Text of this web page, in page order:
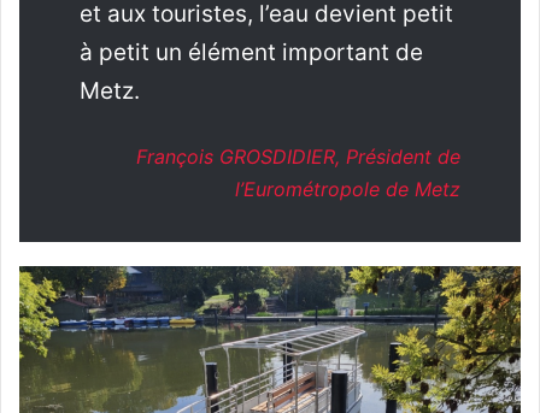
et aux touristes, l’eau devient petit
à petit un élément important de
Metz.
François GROSDIDIER, Président de
l’Eurométropole de Metz